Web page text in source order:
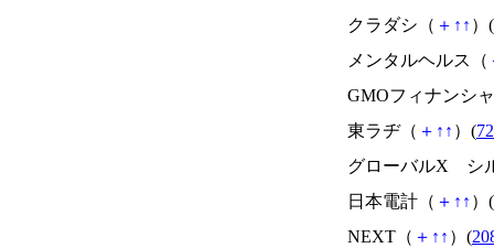
クラダシ（ ＋ ↑ ↑ ）(
メンタルヘルス（
GMOフィナンシ
東ラヂ（ ＋ ↑ ↑ ）(
グローバルX シ
日本電計（ ＋ ↑ ↑ ）(
NEXT（ ＋ ↑ ↑ ）(